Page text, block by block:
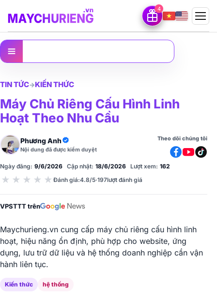
4 ưu đãi VPSTTT
4 Mở
Nội dung
TIN TỨC→KIẾN THỨC
Máy Chủ Riêng Cấu Hình Linh
Hoạt Theo Nhu Cầu
Phương Anh
Nội dung đã được kiểm duyệt
Theo dõi chúng tôi
Ngày đăng: 9/6/2026 Cập nhật: 18/6/2026 Lượt xem: 162
★ ★ ★ ★ ★ Đánh giá:4.8/5·197lượt đánh giá
VPSTTT trên
Maychurieng.vn cung cấp máy chủ riêng cấu hình linh
hoạt, hiệu năng ổn định, phù hợp cho website, ứng
dụng, lưu trữ dữ liệu và hệ thống doanh nghiệp cần vận
hành liên tục.
Kiến thức hệ thống